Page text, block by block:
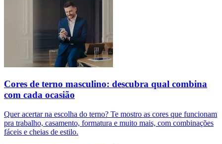
Cores de terno masculino: descubra qual combina
com cada ocasião
Quer acertar na escolha do terno? Te mostro as cores que funcionam
pra trabalho, casamento, formatura e muito mais, com combinações
fáceis e cheias de estilo.